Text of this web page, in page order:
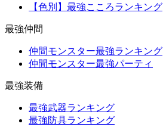
【色別】最強こころランキング
最強仲間
仲間モンスター最強ランキング
仲間モンスター最強パーティ
最強装備
最強武器ランキング
最強防具ランキング